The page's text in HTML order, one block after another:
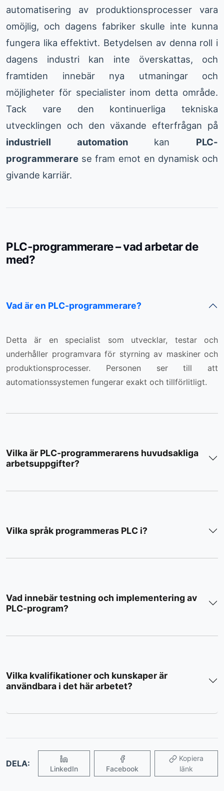
automatisering av produktionsprocesser vara
omöjlig, och dagens fabriker skulle inte kunna
fungera lika effektivt. Betydelsen av denna roll i
dagens industri kan inte överskattas, och
framtiden innebär nya utmaningar och
möjligheter för specialister inom detta område.
Tack vare den kontinuerliga tekniska
utvecklingen och den växande efterfrågan på
industriell automationkan PLC-
programmerare se fram emot en dynamisk och
givande karriär.
PLC-programmerare – vad arbetar de
med?
Vad är en PLC-programmerare?
Detta är en specialist som utvecklar, testar och
underhåller programvara för styrning av maskiner och
produktionsprocesser. Personen ser till att
automationssystemen fungerar exakt och tillförlitligt.
Vilka är PLC-programmerarens huvudsakliga
arbetsuppgifter?
Vilka språk programmeras PLC i?
Vad innebär testning och implementering av
PLC-program?
Vilka kvalifikationer och kunskaper är
användbara i det här arbetet?
DELA:
LinkedIn Facebook
länk